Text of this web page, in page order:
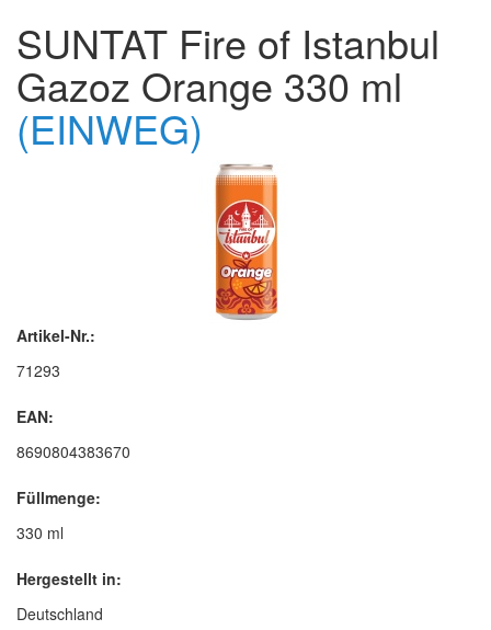
SUNTAT Fire of Istanbul
Gazoz Orange 330 ml
(EINWEG)
Artikel-Nr.:
71293
EAN:
8690804383670
Füllmenge:
330 ml
Hergestellt in:
Deutschland